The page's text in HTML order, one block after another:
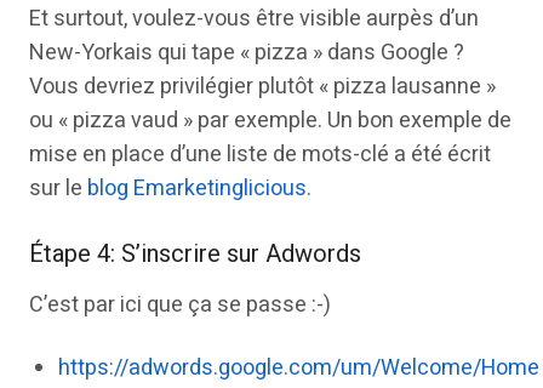
Et surtout, voulez-vous être visible aurpès d’un
New-Yorkais qui tape « pizza » dans Google ?
Vous devriez privilégier plutôt « pizza lausanne »
ou « pizza vaud » par exemple. Un bon exemple de
mise en place d’une liste de mots-clé a été écrit
sur le blog Emarketinglicious.
Étape 4: S’inscrire sur Adwords
C’est par ici que ça se passe :-)
https://adwords.google.com/um/Welcome/Home